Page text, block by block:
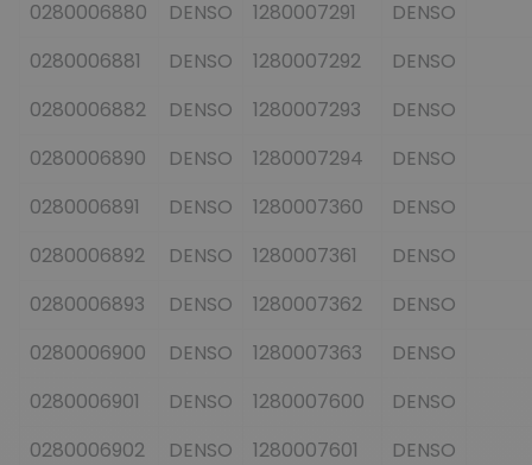
0280006880
DENSO 1280007291
DENSO
0280006881
DENSO 1280007292
DENSO
0280006882
DENSO 1280007293
DENSO
0280006890
DENSO 1280007294
DENSO
0280006891
DENSO 1280007360
DENSO
0280006892
DENSO 1280007361
DENSO
0280006893
DENSO 1280007362
DENSO
0280006900
DENSO 1280007363
DENSO
0280006901
DENSO 1280007600
DENSO
0280006902
DENSO 1280007601
DENSO